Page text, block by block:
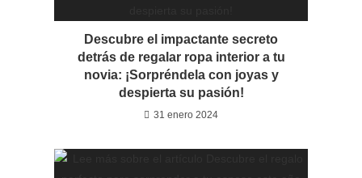
Descubre el impactante secreto
detrás de regalar ropa interior a tu
novia: ¡Sorpréndela con joyas y
despierta su pasión!
31 enero 2024